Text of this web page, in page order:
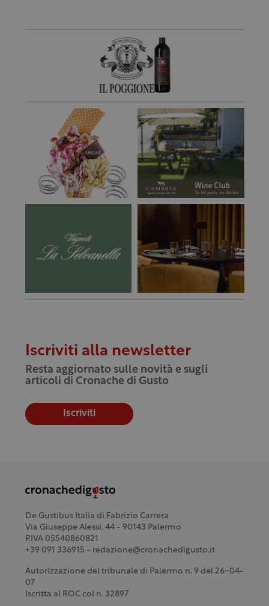
Iscriviti alla newsletter
Resta aggiornato sulle novità e sugli
articoli di Cronache di Gusto
Iscriviti
De Gustibus Italia di Fabrizio Carrera
Via Giuseppe Alessi, 44 - 90143 Palermo
P.IVA 05540860821
+39 091 336915 - redazione@cronachedigusto.it
Autorizzazione del tribunale di Palermo n. 9 del 26-04-
07
Iscritta al ROC col n. 32897